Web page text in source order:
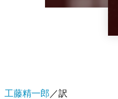
工藤精一郎 ／訳